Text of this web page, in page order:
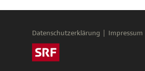
Datenschutzerklärung Impressum